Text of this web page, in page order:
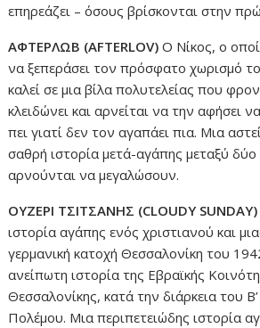
επηρεάζει – όσους βρίσκονται στην
ΑΦΤΕΡΛΩΒ (AFTERLOV) Ο Νίκος, ο
να ξεπεράσει τον πρόσφατο χωρισμό
καλεί σε μια βίλα πολυτελείας που
κλειδώνει και αρνείται να την αφήσει
πει γιατί δεν τον αγαπάει πια. Μια
σαθρή ιστορία μετά-αγάπης μεταξύ
αρνούνται να μεγαλώσουν.
ΟΥΖΕΡΙ ΤΣΙΤΣΑΝΗΣ (CLOUDY SUNDAY)
ιστορία αγάπης ενός χριστιανού και
γερμανική κατοχή Θεσσαλονίκη του
ανείπωτη ιστορία της Εβραϊκής
Θεσσαλονίκης, κατά την διάρκεια του
Πολέμου. Μια περιπετειώδης ιστορία